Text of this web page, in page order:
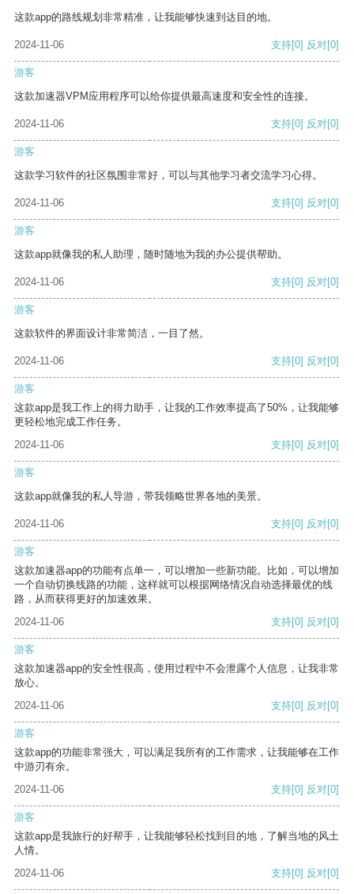
这款app的路线规划非常精准，让我能够快速到达目的地。
2024-11-06 支持[0] 反对[0]
游客
这款加速器VPM应用程序可以给你提供最高速度和安全性的连接。
2024-11-06 支持[0] 反对[0]
游客
这款学习软件的社区氛围非常好，可以与其他学习者交流学习心得。
2024-11-06 支持[0] 反对[0]
游客
这款app就像我的私人助理，随时随地为我的办公提供帮助。
2024-11-06 支持[0] 反对[0]
游客
这款软件的界面设计非常简洁，一目了然。
2024-11-06 支持[0] 反对[0]
游客
这款app是我工作上的得力助手，让我的工作效率提高了50%，让我能够
更轻松地完成工作任务。
2024-11-06
支持[0] 反对[0]
游客
这款app就像我的私人导游，带我领略世界各地的美景。
2024-11-06 支持[0] 反对[0]
游客
这款加速器app的功能有点单一，可以增加一些新功能。比如，可以增加
一个自动切换线路的功能，这样就可以根据网络情况自动选择最优的线
路，从而获得更好的加速效果。
2024-11-06
支持[0] 反对[0]
游客
这款加速器app的安全性很高，使用过程中不会泄露个人信息，让我非常
放心。
2024-11-06
支持[0] 反对[0]
游客
这款app的功能非常强大，可以满足我所有的工作需求，让我能够在工作
中游刃有余。
2024-11-06
支持[0] 反对[0]
游客
这款app是我旅行的好帮手，让我能够轻松找到目的地，了解当地的风土
人情。
2024-11-06
支持[0] 反对[0]